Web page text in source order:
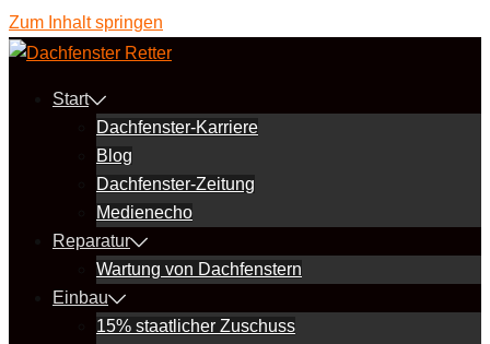
Zum Inhalt springen
Start
Dachfenster-Karriere
Blog
Dachfenster-Zeitung
Medienecho
Reparatur
Wartung von Dachfenstern
Einbau
15% staatlicher Zuschuss